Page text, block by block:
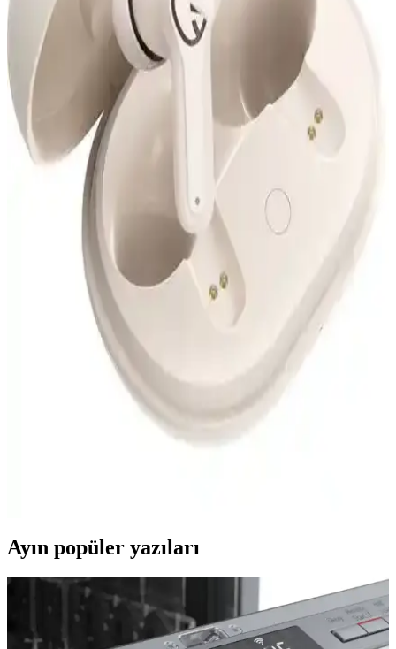
Lenovo Lp1s ve Lp40 Pro Kablosuz Kulaklık
Karşılaştırması: Özellikler ve Kullanıcı Yorumları
Lenovo Lp1s ve Lp40 Pro kablosuz kulaklıkların özellikleri,
kullanıcı yorumları ve karşılaştırmalarıyla ilgili kapsamlı bilgiler
içerir.
Arylic Bt 10 Bluetooth Ses Vericisi: Yüksek Kaliteli
Kablosuz Ses Aktarımı
Arylic Bt 10 Bluetooth Ses Vericisi, yüksek ses kalitesi, kolay
kurulum ve düşük enerji tüketimi ile çeşitli cihazlar arasında
kablosuz ses aktarımını sağlar. Modern tasarımıyla ev ve araç içi
kullanımda avantaj sunar.
Çoklu Cihaz Kumandaları: Akıllı Ev ve Ofis
Kontrolünde Çok Yönlü Çözüm Seçenekleri
Çoklu cihaz kumandaları, kablolu ve kablosuz şarj, Bluetooth
bağlantısı ve geniş uyumluluk özellikleriyle ev ve ofislerde cihaz
yönetimini kolaylaştırır.
Soundpeats T3 Pro Tws Bluetooth 5.4 Kablosuz
Kulaklık Özellikleri ve Kullanıcı Yorumları
Ayın popüler yazıları